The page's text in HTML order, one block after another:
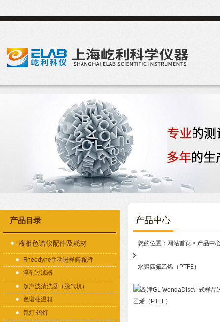
产品目录
液相色谱仪配件及耗材
Rheodyne手动进样阀 配件
溶剂过滤器
超声波清洗器（脱气机）
色谱柱温箱
氘灯 钨灯
产品中心
您的位置： 网站首页 > 产品中
水聚四氟乙烯（PTFE）